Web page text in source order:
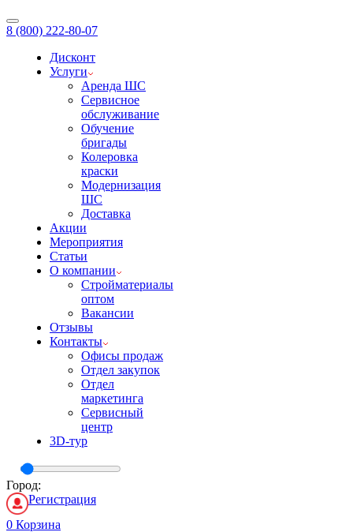
8 (800) 222-80-07
Дисконт
Услуги
Аренда ШС
Сервисное
обслуживание
Обучение
бригады
Колеровка
краски
Модернизация
ШС
Доставка
Акции
Мероприятия
Статьи
О компании
Стройматериалы
оптом
Вакансии
Отзывы
Контакты
Офисы продаж
Отдел закупок
Отдел
маркетинга
Сервисный
центр
3D-тур
Город:
Регистрация
0 Корзина